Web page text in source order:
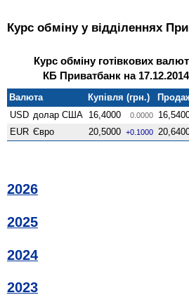
Курс обміну у відділеннях
Курс обміну готівкових
КБ Приватбанк на 17.12.2014
Валюта Купівля (грн.)
USD долар США 16,4000 0.0000
EUR Євро 20,5000 +0.1000
2026
2025
2024
2023